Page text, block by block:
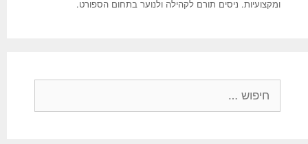
ומקצועיות. ניסים תורם לקהילה ולנוער בתחום הספורט.